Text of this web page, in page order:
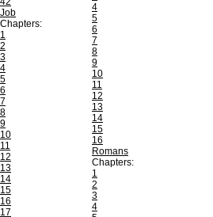
Job
Chapters:
1
2
3
4
5
6
7
8
9
10
11
12
13
14
15
16
17
4
5
6
7
8
9
10
11
12
13
14
15
16
Romans
Chapters:
1
2
3
4